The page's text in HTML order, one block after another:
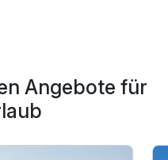
die
kein Trend mehr,
Equipment in den
Fernöstliche
kompetente Mitarbeiter
Sie imKurzurlaub
Angebote für